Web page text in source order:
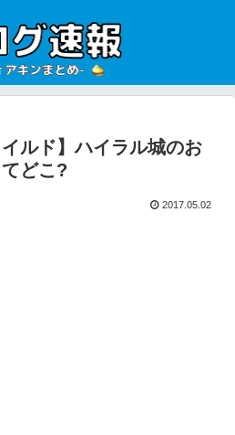
イルド】ハイラル城のお
どこ?
2017.05.02